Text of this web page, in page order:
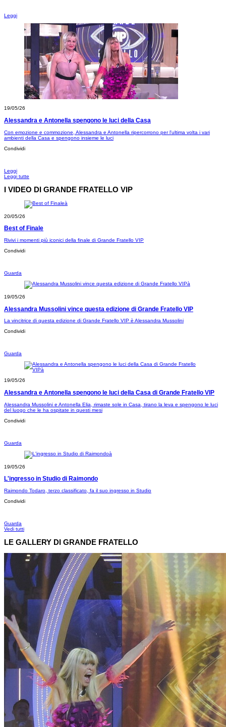
Leggi
19/05/26
Alessandra e Antonella spengono le luci della Casa
Con emozione e commozione, Alessandra e Antonella ripercorrono per l'ultima volta i vari
ambienti della Casa e spengono insieme le luci
Condividi
Leggi
Leggi tutte
I VIDEO DI GRANDE FRATELLO VIP
20/05/26
Best of Finale
Rivivi i momenti più iconici della finale di Grande Fratello VIP
Condividi
Guarda
19/05/26
Alessandra Mussolini vince questa edizione di Grande Fratello VIP
La vincitrice di questa edizione di Grande Fratello VIP è Alessandra Mussolini
Condividi
Guarda
19/05/26
Alessandra e Antonella spengono le luci della Casa di Grande Fratello VIP
Alessandra Mussolini e Antonella Elia, rimaste sole in Casa, tirano la leva e spengono le luci
del luogo che le ha ospitate in questi mesi
Condividi
Guarda
19/05/26
L'ingresso in Studio di Raimondo
Raimondo Todaro, terzo classificato, fa il suo ingresso in Studio
Condividi
Guarda
Vedi tutti
LE GALLERY DI GRANDE FRATELLO